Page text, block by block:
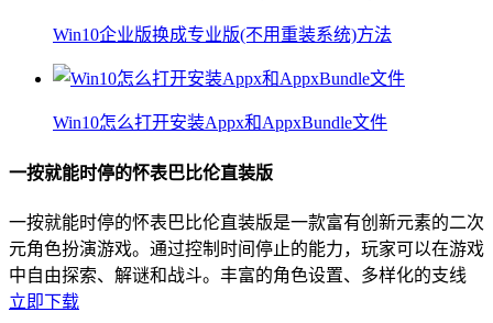
Win10企业版换成专业版(不用重装系统)方法
Win10怎么打开安装Appx和AppxBundle文件
一按就能时停的怀表巴比伦直装版
一按就能时停的怀表巴比伦直装版是一款富有创新元素的二次
元角色扮演游戏。通过控制时间停止的能力，玩家可以在游戏
中自由探索、解谜和战斗。丰富的角色设置、多样化的支线
立即下载